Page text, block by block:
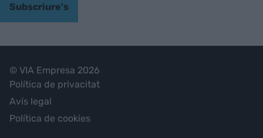
Subscriure's
© VIA Empresa 2026
Política de privacitat
Avís legal
Política de cookies